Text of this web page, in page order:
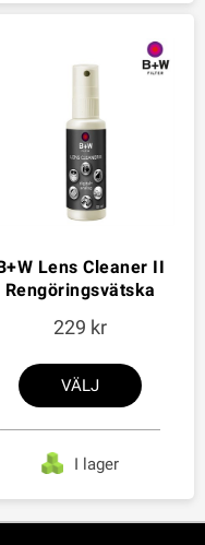
Lens Cleaner II
Rengöringsvätska
229
VÄLJ
I lager